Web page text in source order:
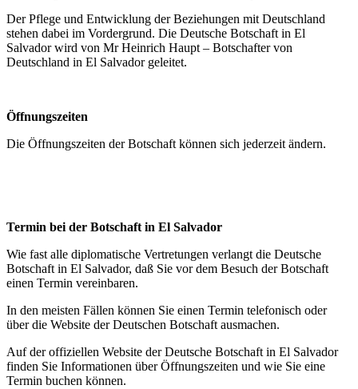
Der Pflege und Entwicklung der Beziehungen mit Deutschland
stehen dabei im Vordergrund. Die Deutsche Botschaft in El
Salvador wird von Mr Heinrich Haupt – Botschafter von
Deutschland in El Salvador geleitet.
Öffnungszeiten
Die Öffnungszeiten der Botschaft können sich jederzeit ändern.
Termin bei der Botschaft in El Salvador
Wie fast alle diplomatische Vertretungen verlangt die Deutsche
Botschaft in El Salvador, daß Sie vor dem Besuch der Botschaft
einen Termin vereinbaren.
In den meisten Fällen können Sie einen Termin telefonisch oder
über die Website der Deutschen Botschaft ausmachen.
Auf der offiziellen Website der Deutsche Botschaft in El Salvador
finden Sie Informationen über Öffnungszeiten und wie Sie eine
Termin buchen können.